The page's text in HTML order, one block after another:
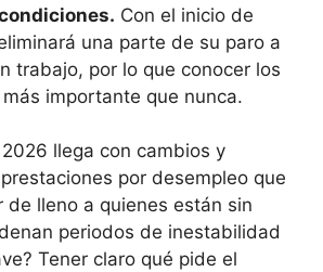
Con el inicio de
una parte de su paro a
trabajo, por lo que conocer los
importante que nunca.
llega con cambios y
por desempleo que
de lleno a quienes están sin
periodos de inestabilidad
Tener claro qué pide el